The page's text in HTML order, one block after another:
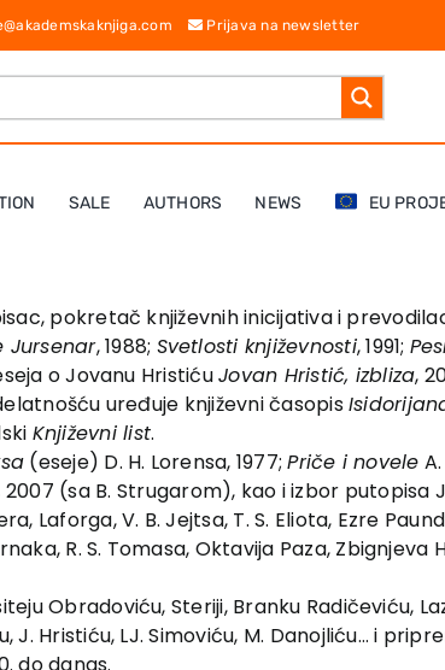
Prijava na newsletter
SALE AUTHORS NEWS EU
pokretač književnih inicijativa i
Jursenar, 1988; Svetlosti književnosti, 1991;
o Jovanu HristićuJovan Hristić, izbliza,
uređuje književni časopis
Književni list.
(eseje) D. H. Lorensa, 1977;Priče i novele
2007 (sa B. Strugarom), kao i izbor putopisa
Laforga, V. B. Jejtsa, T. S. Eliota, Ezre
R. S. Tomasa, Oktavija Paza,
Obradoviću, Steriji, Branku Radičeviću,
J. Hristiću, LJ. Simoviću, M. Danojliću… i